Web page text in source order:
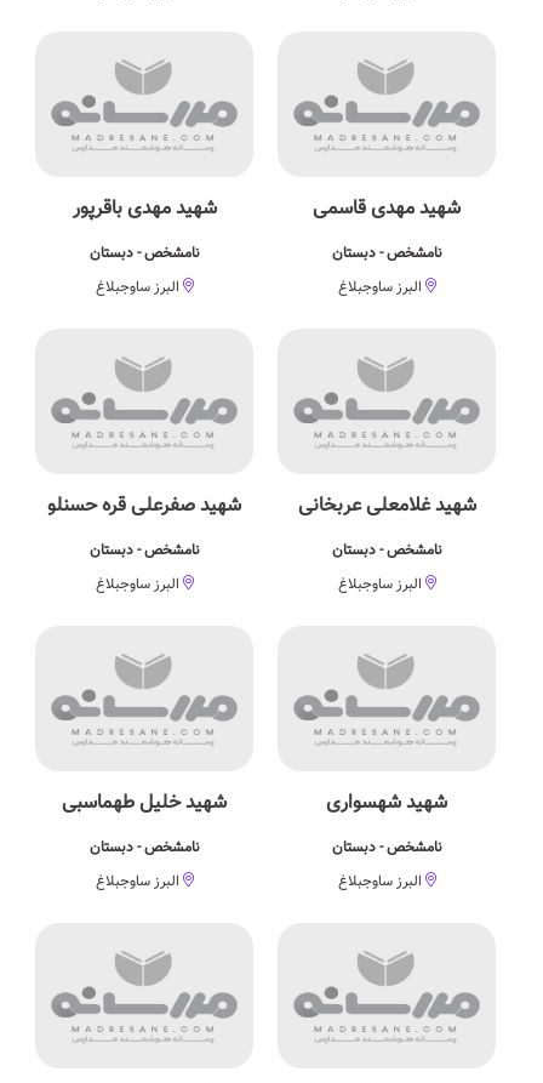
شهید مهدی قاسمی
نامشخص - دبستان
البرز ساوجبلاغ
شهید مهدی باقرپور
نامشخص - دبستان
البرز ساوجبلاغ
شهید غلامعلی عربخانی
نامشخص - دبستان
البرز ساوجبلاغ
شهید صفرعلی قره حسنلو
نامشخص - دبستان
البرز ساوجبلاغ
شهید شهسواری
نامشخص - دبستان
البرز ساوجبلاغ
شهید خلیل طهماسبی
نامشخص - دبستان
البرز ساوجبلاغ